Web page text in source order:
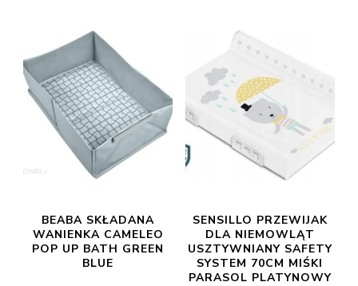
BEABA SKŁADANA
WANIENKA CAMELEO
POP UP BATH GREEN
BLUE
SENSILLO PRZEWIJAK
DLA NIEMOWLĄT
USZTYWNIANY SAFETY
SYSTEM 70CM MIŚKI
PARASOL PLATYNOWY